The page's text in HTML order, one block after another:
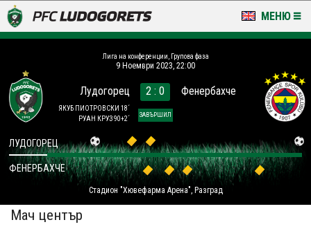
МЕНЮ
LUDOGORETS TV
НА ТЕРЕНА
СТАДИОН & БАЗИ
КЛУБ
ЗА ФЕНОВЕ
Лига на конференции, Групова фаза
9 Ноември 2023, 22:00
Лудогорец
ЯКУБ ПИОТРОВСКИ 18´
РУАН КРУЗ 90+2´
2 : 0
ЗАВЪРШИЛ
Фенербахче
Стадион "Хювефарма Арена", Разград
ЛУДОГОРЕЦ
ФЕНЕРБАХЧЕ
Мач център